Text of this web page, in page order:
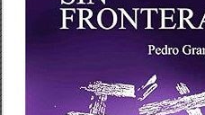
O
S
R
O
N